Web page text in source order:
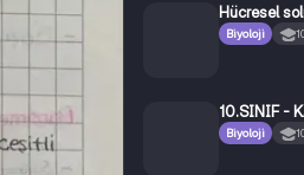
Hücresel
Biyoloji
10.SINIF -
Biyoloji